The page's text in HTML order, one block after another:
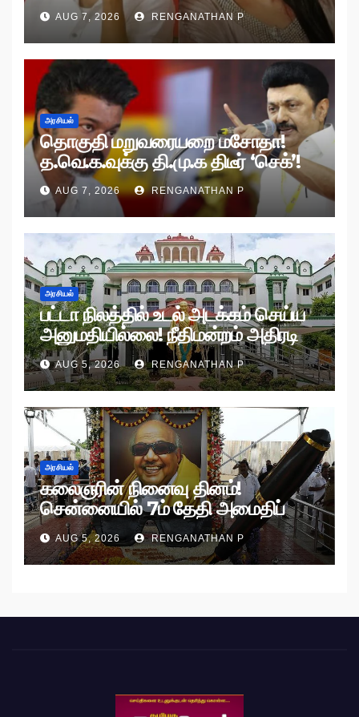
AUG 7, 2026 RENGANATHAN P
அரசியல்
தொகுதி மறுவரையறை மசோதா!
த.வெ.க.வுக்கு தி.மு.க திடீர் ‘செக்’!
AUG 7, 2026 RENGANATHAN P
அரசியல்
பட்டா நிலத்தில் உடல் அடக்கம் செய்ய
அனுமதியில்லை! நீதிமன்றம் அதிரடி
உத்தரவு!
AUG 5, 2026 RENGANATHAN P
அரசியல்
கலைஞரின் நினைவு தினம்!
சென்னையில் 7ம் தேதி அமைதிப்
பேரணி!
AUG 5, 2026 RENGANATHAN P